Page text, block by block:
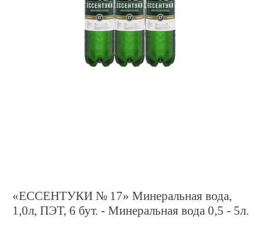
«ЕССЕНТУКИ № 17» Минеральная вода,
1,0л, ПЭТ, 6 бут. - Минеральная вода 0,5 - 5л.